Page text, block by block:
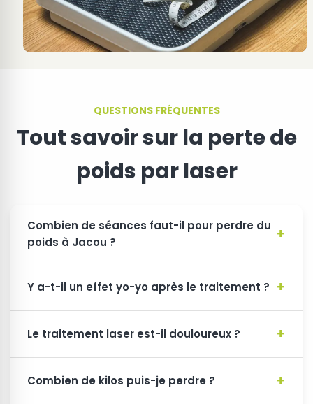
QUESTIONS FRÉQUENTES
Tout savoir sur la perte de
poids par laser
Combien de séances faut-il pour perdre du
poids à Jacou ?
Y a-t-il un effet yo-yo après le traitement ?
Le traitement laser est-il douloureux ?
Combien de kilos puis-je perdre ?